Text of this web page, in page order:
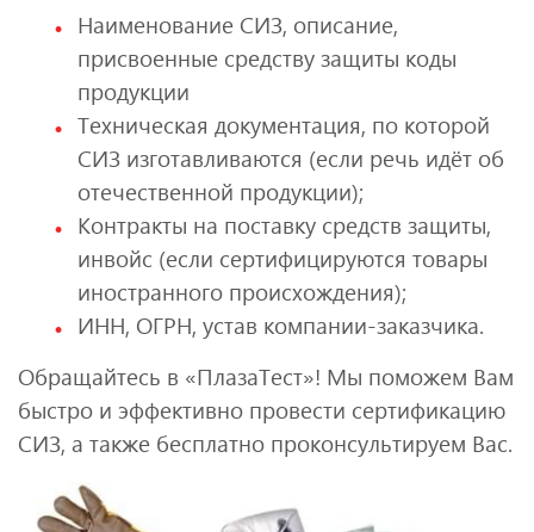
Наименование СИЗ, описание,
присвоенные средству защиты коды
продукции
Техническая документация, по которой
СИЗ изготавливаются (если речь идёт об
отечественной продукции);
Контракты на поставку средств защиты,
инвойс (если сертифицируются товары
иностранного происхождения);
ИНН, ОГРН, устав компании-заказчика.
Обращайтесь в «ПлазаТест»! Мы поможем Вам
быстро и эффективно провести сертификацию
СИЗ, а также бесплатно проконсультируем Вас.